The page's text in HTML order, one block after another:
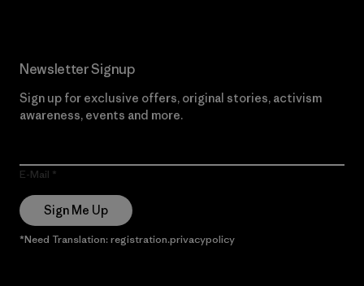
Newsletter Signup
Sign up for exclusive offers, original stories, activism
awareness, events and more.
E-Mail
Sign Me Up
*Need Translation: registration.privacypolicy